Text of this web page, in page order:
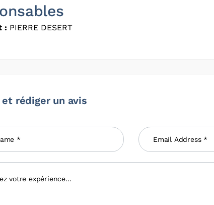
: PIERRE DESERT
et rédiger un avis